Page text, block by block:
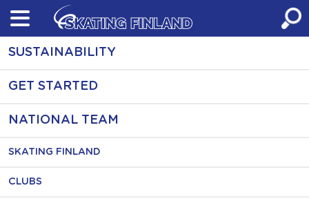
Skip
content
SUSTAINABILITY
GET STARTED
NATIONAL TEAM
SKATING FINLAND
CLUBS